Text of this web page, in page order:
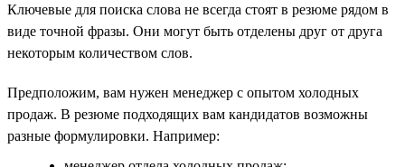
Ключевые для поиска слова не всегда стоят в резюме рядом в
виде точной фразы. Они могут быть отделены друг от друга
некоторым количеством слов.
Предположим, вам нужен менеджер с опытом холодных
продаж. В резюме подходящих вам кандидатов возможны
разные формулировки. Например: